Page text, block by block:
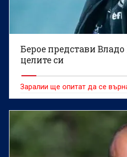
Берое представи
целите си
Заралии ще опитат да се